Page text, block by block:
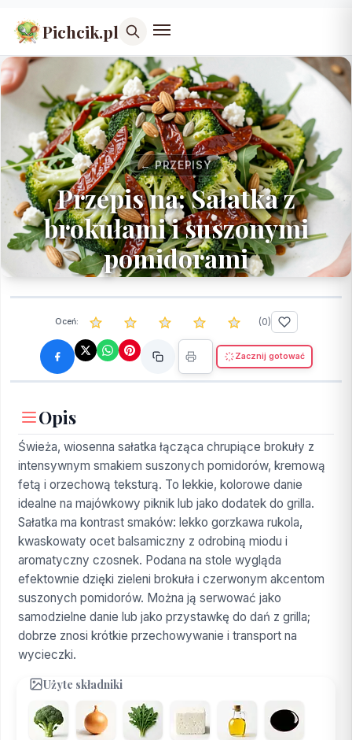
Pichcik.pl
← PRZEPISY
Przepis na: Sałatka z
brokułami i suszonymi
pomidorami
Oceń: (0)
Zacznij gotować
Opis
Świeża, wiosenna sałatka łącząca chrupiące brokuły z
intensywnym smakiem suszonych pomidorów, kremową
fetą i orzechową teksturą. To lekkie, kolorowe danie
idealne na majówkowy piknik lub jako dodatek do grilla.
Sałatka ma kontrast smaków: lekko gorzkawa rukola,
kwaskowaty ocet balsamiczny z odrobiną miodu i
aromatyczny czosnek. Podana na stole wygląda
efektownie dzięki zieleni brokuła i czerwonym akcentom
suszonych pomidorów. Można ją serwować jako
samodzielne danie lub jako przystawkę do dań z grilla;
dobrze znosi krótkie przechowywanie i transport na
wycieczki.
Użyte składniki